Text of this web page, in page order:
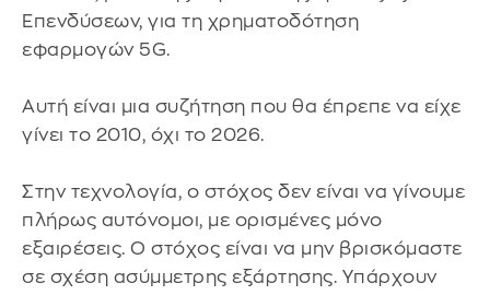
Επενδύσεων, για τη χρηματοδότηση
εφαρμογών 5G.
Αυτή είναι μια συζήτηση που θα έπρεπε να είχε
γίνει το 2010, όχι το 2026.
Στην τεχνολογία, ο στόχος δεν είναι να γίνουμε
πλήρως αυτόνομοι, με ορισμένες μόνο
εξαιρέσεις. Ο στόχος είναι να μην βρισκόμαστε
σε σχέση ασύμμετρης εξάρτησης. Υπάρχουν